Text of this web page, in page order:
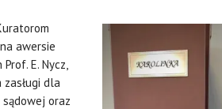
awersie
E. Nycz,
dla
oraz